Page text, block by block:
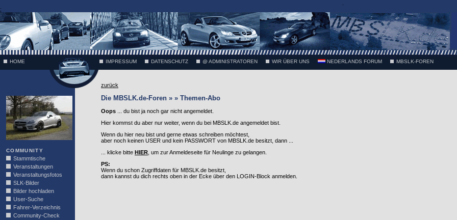
;
HOME IMPRESSUM DATENSCHUTZ @ ADMINISTRATOREN WIR ÜBER UNS NEDERLANDS FORUM MBSLK-FOREN
COMMUNITY
Stammtische
Veranstaltungen
Veranstaltungsfotos
SLK-Bilder
Bilder hochladen
User-Suche
Fahrer-Verzeichnis
Community-Check
zurück
Die MBSLK.de-Foren » » Themen-Abo
Oops ... du bist ja noch gar nicht angemeldet.
Hier kommst du aber nur weiter, wenn du bei MBSLK.de angemeldet bist.
Wenn du hier neu bist und gerne etwas schreiben möchtest,
aber noch keinen USER und kein PASSWORT von MBSLK.de besitzt, dann ...
... klicke bitte HIER , um zur Anmeldeseite für Neulinge zu gelangen.
PS:
Wenn du schon Zugriffdaten für MBSLK.de besitzt,
dann kannst du dich rechts oben in der Ecke über den LOGIN-Block anmelden.